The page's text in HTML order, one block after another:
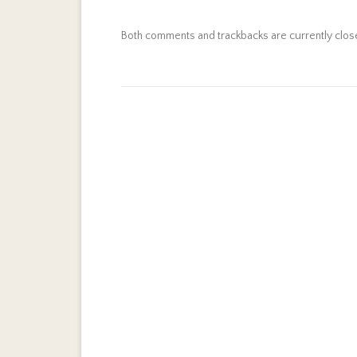
Both comments and trackbacks are currently